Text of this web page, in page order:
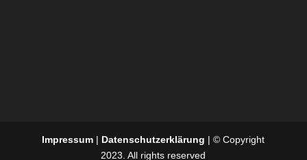
Impressum | Datenschutzerklärung | © Copyright
2023. All rights reserved